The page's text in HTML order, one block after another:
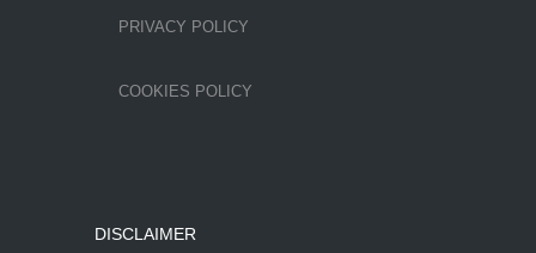
PRIVACY POLICY
COOKIES POLICY
DISCLAIMER